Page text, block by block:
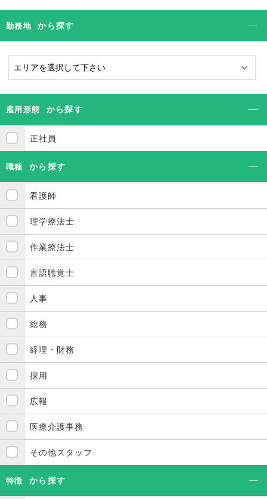
勤務地 から探す
雇用形態 から探す
正社員
職種 から探す
看護師
理学療法士
作業療法士
言語聴覚士
人事
総務
経理・財務
採用
広報
医療介護事務
その他スタッフ
特徴 から探す